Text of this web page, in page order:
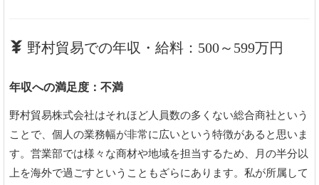
野村貿易での年収・給料：500～599万円
年収への満足度：不満
野村貿易株式会社はそれほど人員数の多くない総合商社という
ことで、個人の業務幅が非常に広いという特徴があると思いま
す。営業部では様々な商材や地域を担当するため、月の半分以
上を海外で過ごすということもざらにあります。私が所属して